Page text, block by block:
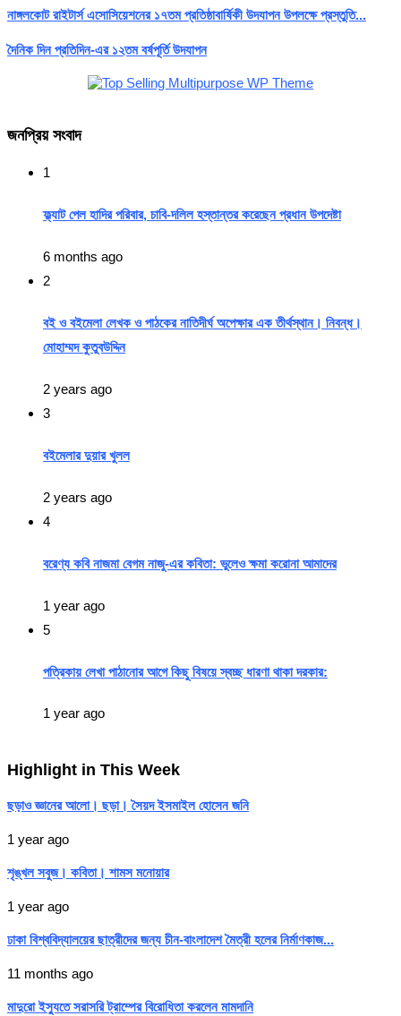
নাঙ্গলকোট রাইটার্স এসোসিয়েশনের ১৭তম প্রতিষ্ঠাবার্ষিকী উদযাপন উপলক্ষে প্রস্তুতি...
দৈনিক দিন প্রতিদিন-এর ১২তম বর্ষপূর্তি উদযাপন
জনপ্রিয় সংবাদ
1
ফ্ল্যাট পেল হাদির পরিবার, চাবি-দলিল হস্তান্তর করেছেন প্রধান উপদেষ্টা
6 months ago
2
বই ও বইমেলা লেখক ও পাঠকের নাতিদীর্ঘ অপেক্ষার এক তীর্থস্থান। নিবন্ধ।
মোহাম্মদ কুতুবউদ্দিন
2 years ago
3
বইমেলার দুয়ার খুলল
2 years ago
4
বরেণ্য কবি নাজমা বেগম নাজু-এর কবিতা: ভুলেও ক্ষমা করোনা আমাদের
1 year ago
5
পত্রিকায় লেখা পাঠানোর আগে কিছু বিষয়ে স্বচ্ছ ধারণা থাকা দরকার:
1 year ago
Highlight in This Week
ছড়াও জ্ঞানের আলো। ছড়া। সৈয়দ ইসমাইল হোসেন জনি
1 year ago
শৃঙ্খল সবুজ। কবিতা। শামস মনোয়ার
1 year ago
ঢাকা বিশ্ববিদ্যালয়ের ছাত্রীদের জন্য চীন-বাংলাদেশ মৈত্রী হলের নির্মাণকাজ...
11 months ago
মাদুরো ইস্যুতে সরাসরি ট্রাম্পের বিরোধিতা করলেন মামদানি